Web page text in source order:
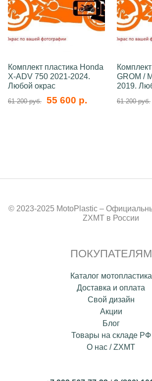
Комплект пластика Honda
X-ADV 750 2021-2024.
Любой окрас
61 200 руб. 55 600 р.
GROM /
2019.
61 200 руб.
© 2023-2025 MotoPlastic –
ZXMT в России
ПОКУПАТЕЛЯМ
Каталог мотопластика
Доставка и оплата
Свой дизайн
Акции
Блог
Товары на складе РФ
О нас / ZXMT